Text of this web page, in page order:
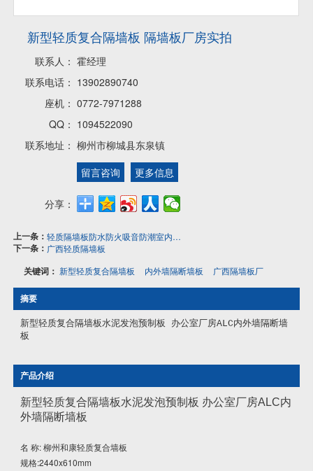
新型轻质复合隔墙板 隔墙板厂房实拍
联系人： 霍经理
联系电话： 13902890740
座机： 0772-7971288
QQ： 1094522090
联系地址： 柳州市柳城县东泉镇
留言咨询
更多信息
分享：
上一条： 轻质隔墙板防水防火吸音防潮室内外隔段水泥发泡颗粒复合新型材料
下一条： 广西轻质隔墙板
关键词：新型轻质复合隔墙板 内外墙隔断墙板 广西隔墙板厂
摘要
新型轻质复合隔墙板水泥发泡预制板 办公室厂房ALC内外墙隔断墙
板
产品介绍
新型轻质复合隔墙板水泥发泡预制板 办公室厂房ALC内
外墙隔断墙板
名 称: 柳州和康轻质复合墙板
规格:2440x610mm